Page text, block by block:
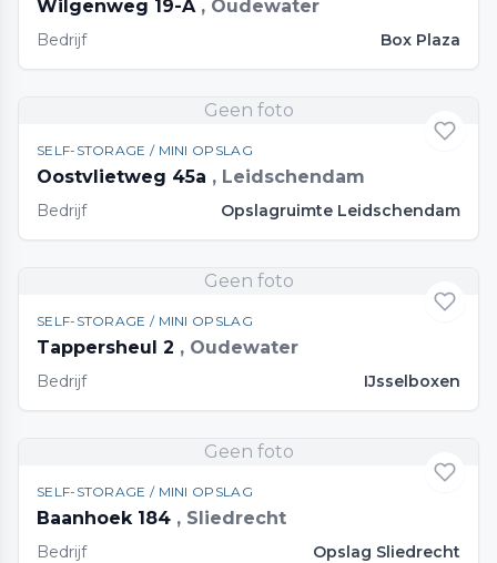
Wilgenweg 19-A , Oudewater
Bedrijf Box Plaza
Geen foto
SELF-STORAGE / MINI OPSLAG
Oostvlietweg 45a , Leidschendam
Bedrijf Opslagruimte Leidschendam
Geen foto
SELF-STORAGE / MINI OPSLAG
Tappersheul 2 , Oudewater
Bedrijf IJsselboxen
Geen foto
SELF-STORAGE / MINI OPSLAG
Baanhoek 184 , Sliedrecht
Bedrijf Opslag Sliedrecht